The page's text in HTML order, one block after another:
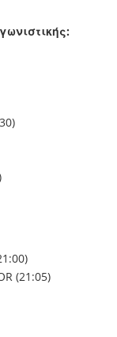
(21:05)